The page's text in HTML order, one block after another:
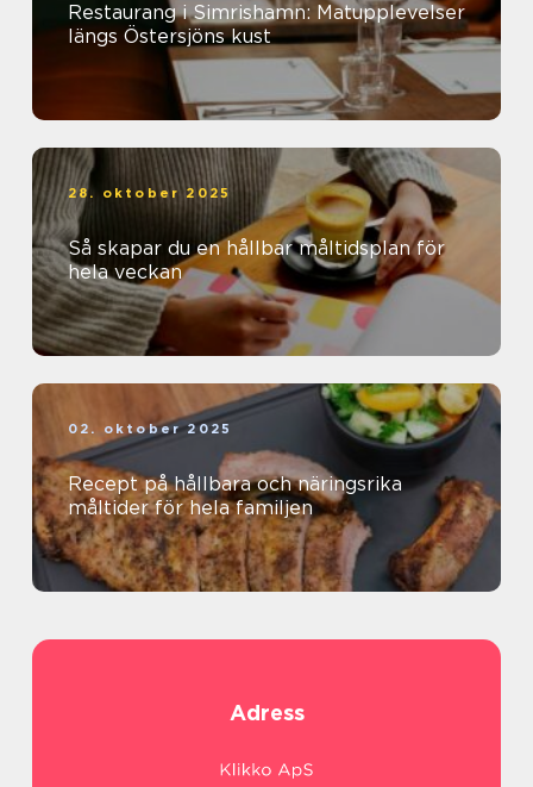
Restaurang i Simrishamn: Matupplevelser
längs Östersjöns kust
28. oktober 2025
Så skapar du en hållbar måltidsplan för
hela veckan
02. oktober 2025
Recept på hållbara och näringsrika
måltider för hela familjen
Adress